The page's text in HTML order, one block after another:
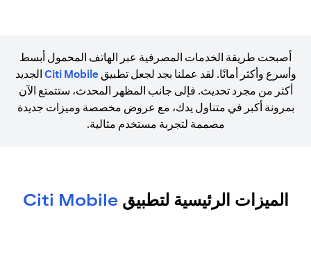
أصبحت طريقة الخدمات المصرفية عبر الهاتف المحمول أبسط
وأسرع وأكثر أمانًا. لقد عملنا بجد لجعل تطبيقCiti Mobile الجديد
أكثر من مجرد تحديث. فإلى جانب المظهر المحدث، ستتمتع الآن
بمرونة أكبر في متناول يدك، مع عروض مخصصة وميزات جديدة
مصممة لتجربة مستخدم مثالية.
الميزات الرئيسية لتطبيقCiti Mobile